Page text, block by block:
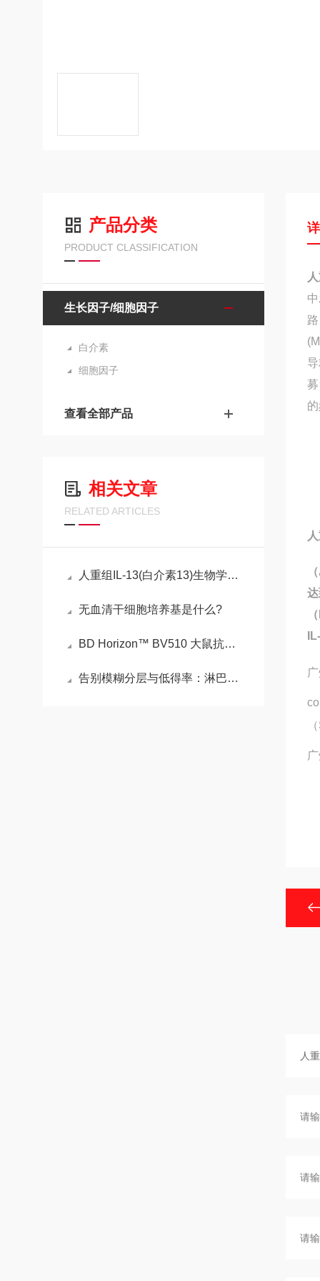
产品分类
PRODUCT CLASSIFICATION
生长因子/细胞因子
白介素
细胞因子
查看全部产品
相关文章
RELATED ARTICLES
人重组IL-13(白介素13)生物学功能及临床应用与研究
无血清干细胞培养基是什么?
BD Horizon™ BV510 大鼠抗小鼠 CD8a的特性
告别模糊分层与低得率：淋巴细胞分离液实验失效的深度排查与精准优化手册